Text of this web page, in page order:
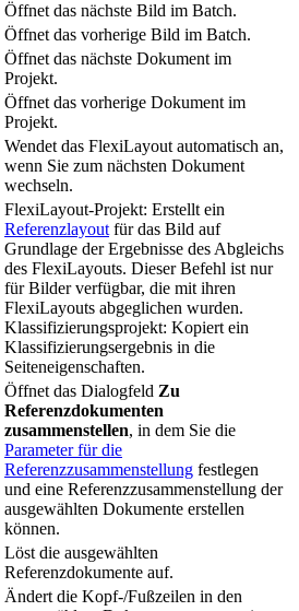
Öffnet das nächste Bild im Batch.
Öffnet das vorherige Bild im Batch.
Öffnet das nächste Dokument im
Projekt.
Öffnet das vorherige Dokument im
Projekt.
Wendet das FlexiLayout automatisch an,
wenn Sie zum nächsten Dokument
wechseln.
FlexiLayout-Projekt: Erstellt ein
Referenzlayout für das Bild auf
Grundlage der Ergebnisse des Abgleichs
des FlexiLayouts. Dieser Befehl ist nur
für Bilder verfügbar, die mit ihren
FlexiLayouts abgeglichen wurden.
Klassifizierungsprojekt: Kopiert ein
Klassifizierungsergebnis in die
Seiteneigenschaften.
Öffnet das Dialogfeld Zu
Referenzdokumenten
zusammenstellen, in dem Sie die
Parameter für die
Referenzzusammenstellung festlegen
und eine Referenzzusammenstellung der
ausgewählten Dokumente erstellen
können.
Löst die ausgewählten
Referenzdokumente auf.
Ändert die Kopf-/Fußzeilen in den